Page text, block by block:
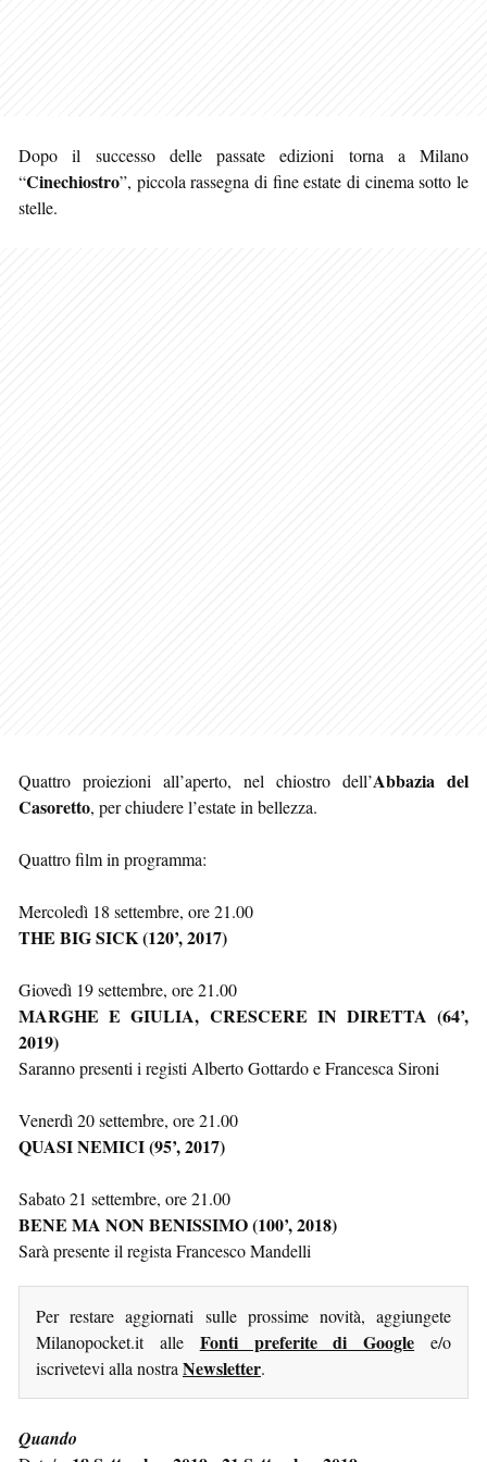
Dopo il successo delle passate edizioni torna a Milano
“Cinechiostro”, piccola rassegna di fine estate di cinema sotto le
stelle.
Quattro proiezioni all’aperto, nel chiostro dell’Abbazia del
Casoretto, per chiudere l’estate in bellezza.
Quattro film in programma:
Mercoledì 18 settembre, ore 21.00
THE BIG SICK (120’, 2017)
Giovedì 19 settembre, ore 21.00
MARGHE E GIULIA, CRESCERE IN DIRETTA (64’,
2019)
Saranno presenti i registi Alberto Gottardo e Francesca Sironi
Venerdì 20 settembre, ore 21.00
QUASI NEMICI (95’, 2017)
Sabato 21 settembre, ore 21.00
BENE MA NON BENISSIMO (100’, 2018)
Sarà presente il regista Francesco Mandelli
Per restare aggiornati sulle prossime novità, aggiungete
Milanopocket.it alle Fonti preferite di Google e/o
iscrivetevi alla nostra Newsletter.
Quando